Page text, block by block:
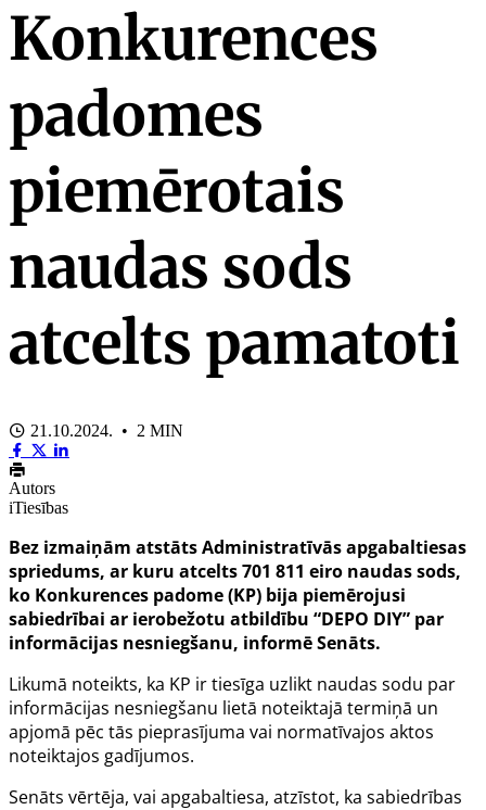
Konkurences
padomes
piemērotais
naudas sods
atcelts pamatoti
21.10.2024. • 2 MIN
Autors
iTiesības
Bez izmaiņām atstāts Administratīvās apgabaltiesas
spriedums, ar kuru atcelts 701 811 eiro naudas sods,
ko Konkurences padome (KP) bija piemērojusi
sabiedrībai ar ierobežotu atbildību “DEPO DIY” par
informācijas nesniegšanu, informē Senāts.
Likumā noteikts, ka KP ir tiesīga uzlikt naudas sodu par
informācijas nesniegšanu lietā noteiktajā termiņā un
apjomā pēc tās pieprasījuma vai normatīvajos aktos
noteiktajos gadījumos.
Senāts vērtēja, vai apgabaltiesa, atzīstot, ka sabiedrības